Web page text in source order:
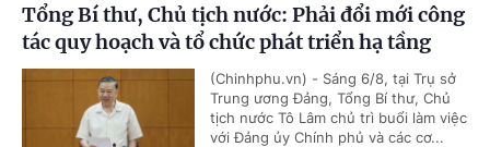
Tổng Bí thư, Chủ tịch nước: Phải đổi mới công
tác quy hoạch và tổ chức phát triển hạ tầng
(Chinhphu.vn) - Sáng 6/8, tại Trụ sở
Trung ương Đảng, Tổng Bí thư, Chủ
tịch nước Tô Lâm chủ trì buổi làm việc
với Đảng ủy Chính phủ và các cơ...